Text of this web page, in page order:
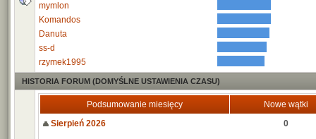
mymlon
Komandos
Danuta
ss-d
rzymek1995
HISTORIA FORUM (DOMYŚLNE USTAWIENIA CZASU)
Podsumowanie miesięcy
Nowe wątki
Sierpień 2026
0